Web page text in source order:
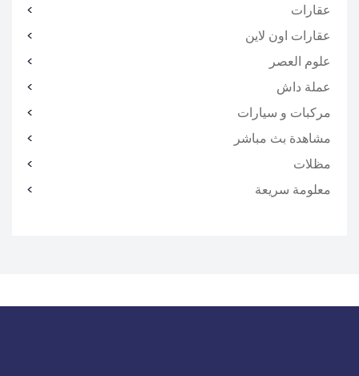
عقارات
عقارات اون لاين
علوم العصر
عملة داش
مركبات و سيارات
مشاهدة بث مباشر
مظلات
معلومة سريعة